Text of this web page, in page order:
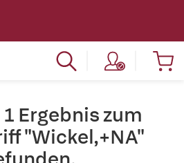
Ergebnis zum
"Wickel,+NA"